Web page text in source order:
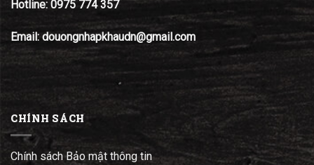
Hotline: 0975 774 357
Email: douongnhapkhaudn@gmail.com
CHÍNH SÁCH
Chính sách Bảo mật thông tin